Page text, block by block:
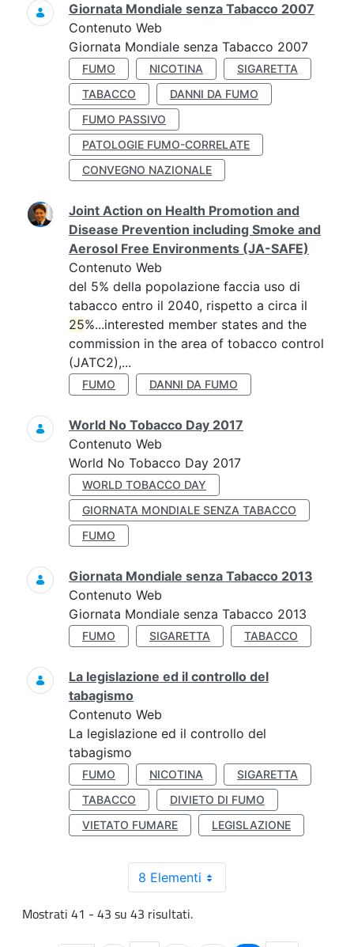
Giornata Mondiale senza Tabacco 2007
Contenuto Web
Giornata Mondiale senza Tabacco 2007
FUMO NICOTINA
SIGARETTA
TABACCO
DANNI DA FUMO
FUMO PASSIVO
PATOLOGIE FUMO-CORRELATE
CONVEGNO NAZIONALE
Joint Action on Health Promotion and
Disease Prevention including Smoke and
Aerosol Free Environments (JA-SAFE)
Contenuto Web
del 5% della popolazione faccia uso di
tabacco entro il 2040, rispetto a circa il
25%...interested member states and the
commission in the area of tobacco control
(JATC2),...
FUMO DANNI DA FUMO
World No Tobacco Day 2017
Contenuto Web
World No Tobacco Day 2017
WORLD TOBACCO DAY
GIORNATA MONDIALE SENZA TABACCO
FUMO
Giornata Mondiale senza Tabacco 2013
Contenuto Web
Giornata Mondiale senza Tabacco 2013
FUMO SIGARETTA TABACCO
La legislazione ed il controllo del
tabagismo
Contenuto Web
La legislazione ed il controllo del
tabagismo
FUMO NICOTINA
SIGARETTA
TABACCO
DIVIETO DI FUMO
VIETATO FUMARE
LEGISLAZIONE
8 Elementi
Mostrati 41 - 43 su 43 risultati.